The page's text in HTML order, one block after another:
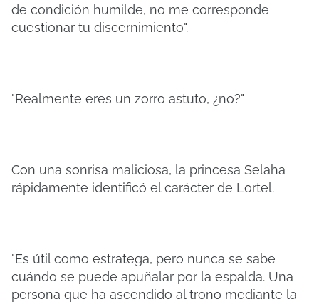
de condición humilde, no me corresponde
cuestionar tu discernimiento".
"Realmente eres un zorro astuto, ¿no?"
Con una sonrisa maliciosa, la princesa Selaha
rápidamente identificó el carácter de Lortel.
"Es útil como estratega, pero nunca se sabe
cuándo se puede apuñalar por la espalda. Una
persona que ha ascendido al trono mediante la